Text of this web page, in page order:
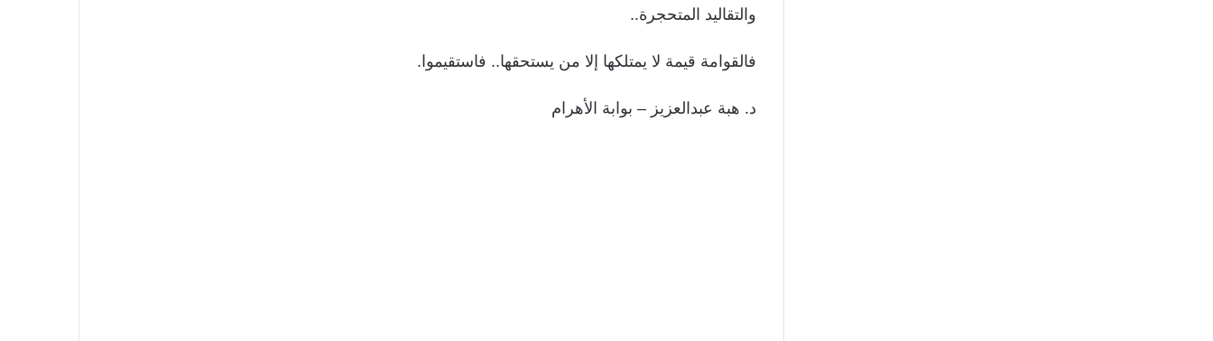
والتقاليد المتحجرة..
فالقوامة قيمة لا يمتلكها إلا من يستحقها.. فاستقيموا.
د. هبة عبدالعزيز – بوابة الأهرام